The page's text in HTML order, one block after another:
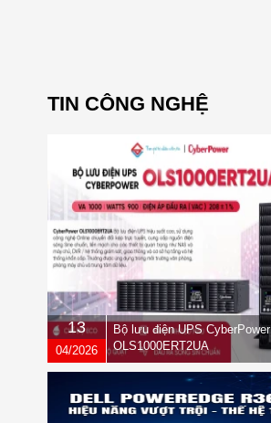
TIN CÔNG NGHỆ
13
04/2026
Bộ lưu điện UPS CyberPower
OLS1000ERT2UA